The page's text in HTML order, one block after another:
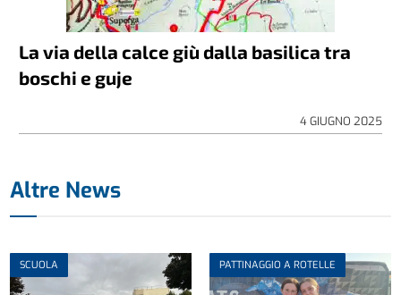
La via della calce giù dalla basilica tra
boschi e guje
4 GIUGNO 2025
Altre News
SCUOLA PATTINAGGIO A ROTELLE